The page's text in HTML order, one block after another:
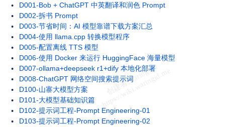
D001-Bob + ChatGPT 中英翻译和润色 Prompt
D002-拆书 Prompt
D003-节省时间：AI 模型靠谱下载方案汇总
D004-使用 llama.cpp 转换模型程序
D005-配置离线 TTS 模型
D006-使用 Docker 来运行 HuggingFace 海量模型
D007-ollama+deepseek r1+dify 本地化部署
D008-ChatGPT 网络空间搜索提示词
D100-山寨大模型方案
D101-大模型基础知识篇
D102-提示词工程-Prompt Engineering-01
D103-提示词工程-Prompt Engineering-02